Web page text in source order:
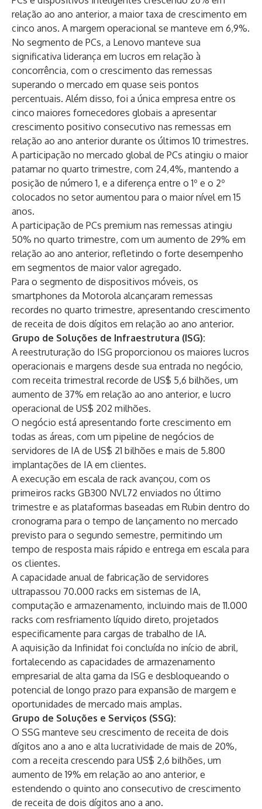
relação ao ano anterior, a maior taxa de crescimento em
cinco anos. A margem operacional se manteve em 6,9%.
No segmento de PCs, a Lenovo manteve sua
significativa liderança em lucros em relação à
concorrência, com o crescimento das remessas
superando o mercado em quase seis pontos
percentuais. Além disso, foi a única empresa entre os
cinco maiores fornecedores globais a apresentar
crescimento positivo consecutivo nas remessas em
relação ao ano anterior durante os últimos 10 trimestres.
A participação no mercado global de PCs atingiu o maior
patamar no quarto trimestre, com 24,4%, mantendo a
posição de número 1, e a diferença entre o 1º e o 2º
colocados no setor aumentou para o maior nível em 15
anos.
A participação de PCs premium nas remessas atingiu
50% no quarto trimestre, com um aumento de 29% em
relação ao ano anterior, refletindo o forte desempenho
em segmentos de maior valor agregado.
Para o segmento de dispositivos móveis, os
smartphones da Motorola alcançaram remessas
recordes no quarto trimestre, apresentando crescimento
de receita de dois dígitos em relação ao ano anterior.
Grupo de Soluções de Infraestrutura (ISG):
A reestruturação do ISG proporcionou os maiores lucros
operacionais e margens desde sua entrada no negócio,
com receita trimestral recorde de US$ 5,6 bilhões, um
aumento de 37% em relação ao ano anterior, e lucro
operacional de US$ 202 milhões.
O negócio está apresentando forte crescimento em
todas as áreas, com um pipeline de negócios de
servidores de IA de US$ 21 bilhões e mais de 5.800
implantações de IA em clientes.
A execução em escala de rack avançou, com os
primeiros racks GB300 NVL72 enviados no último
trimestre e as plataformas baseadas em Rubin dentro do
cronograma para o tempo de lançamento no mercado
previsto para o segundo semestre, permitindo um
tempo de resposta mais rápido e entrega em escala para
os clientes.
A capacidade anual de fabricação de servidores
ultrapassou 70.000 racks em sistemas de IA,
computação e armazenamento, incluindo mais de 11.000
racks com resfriamento líquido direto, projetados
especificamente para cargas de trabalho de IA.
A aquisição da Infinidat foi concluída no início de abril,
fortalecendo as capacidades de armazenamento
empresarial de alta gama da ISG e desbloqueando o
potencial de longo prazo para expansão de margem e
oportunidades de mercado mais amplas.
Grupo de Soluções e Serviços (SSG):
O SSG manteve seu crescimento de receita de dois
dígitos ano a ano e alta lucratividade de mais de 20%,
com a receita crescendo para US$ 2,6 bilhões, um
aumento de 19% em relação ao ano anterior, e
estendendo o quinto ano consecutivo de crescimento
de receita de dois dígitos ano a ano.